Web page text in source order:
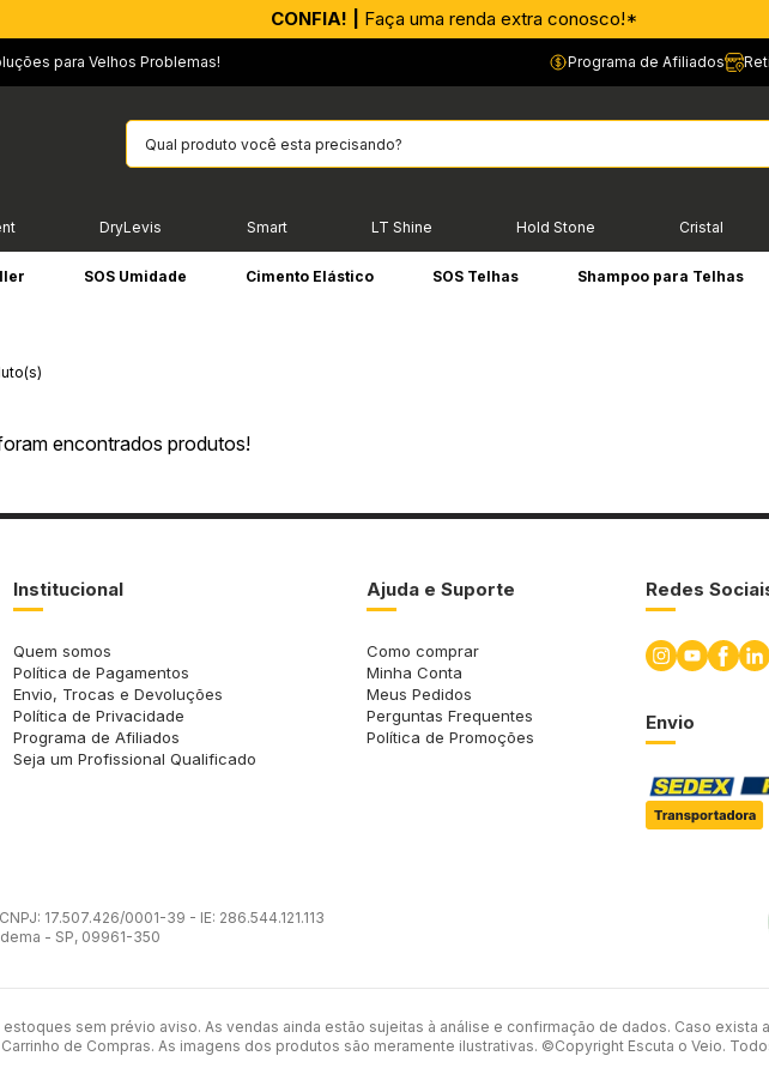
CONFIA! | Faça uma renda extra conosco!*
para Velhos Problemas! Programa de Afiliados
DryLevis Smart LT Shine Hold Stone Cristal
SOS Umidade Cimento Elástico SOS Telhas Shampoo para Telhas
encontrados produtos!
Institucional
Quem somos
Política de Pagamentos
Envio, Trocas e Devoluções
Política de Privacidade
Programa de Afiliados
Seja um Profissional Qualificado
Ajuda e Suporte
Como comprar
Minha Conta
Meus Pedidos
Perguntas Frequentes
Política de Promoções
Redes
Envio
17.507.426/0001-39 - IE: 286.544.121.113
- SP, 09961-350
sem prévio aviso. As vendas ainda estão sujeitas à análise e confirmação de dados. Caso exista
de Compras. As imagens dos produtos são meramente ilustrativas. ©Copyright Escuta o Veio.